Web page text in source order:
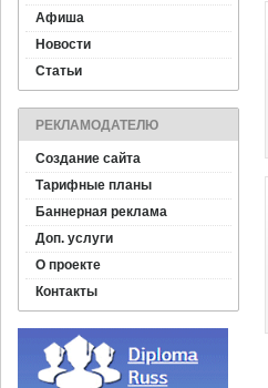
Афиша
Новости
Статьи
РЕКЛАМОДАТЕЛЮ
Создание сайта
Тарифные планы
Баннерная реклама
Доп. услуги
О проекте
Контакты